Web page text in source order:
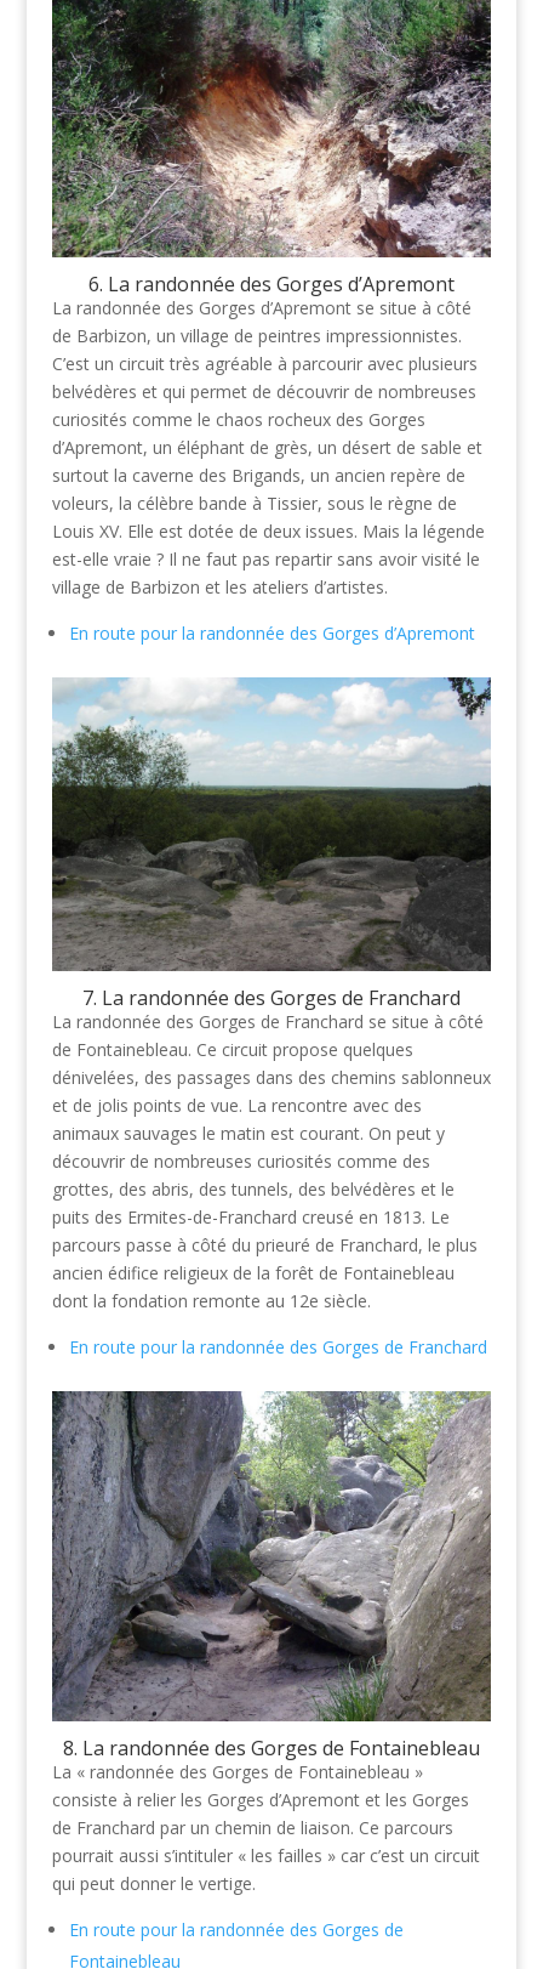
6. La randonnée des Gorges d’Apremont
La randonnée des Gorges d’Apremont se situe à côté
de Barbizon, un village de peintres impressionnistes.
C’est un circuit très agréable à parcourir avec plusieurs
belvédères et qui permet de découvrir de nombreuses
curiosités comme le chaos rocheux des Gorges
d’Apremont, un éléphant de grès, un désert de sable et
surtout la caverne des Brigands, un ancien repère de
voleurs, la célèbre bande à Tissier, sous le règne de
Louis XV. Elle est dotée de deux issues. Mais la légende
est-elle vraie ? Il ne faut pas repartir sans avoir visité le
village de Barbizon et les ateliers d’artistes.
En route pour la randonnée des Gorges d’Apremont
7. La randonnée des Gorges de Franchard
La randonnée des Gorges de Franchard se situe à côté
de Fontainebleau. Ce circuit propose quelques
dénivelées, des passages dans des chemins sablonneux
et de jolis points de vue. La rencontre avec des
animaux sauvages le matin est courant. On peut y
découvrir de nombreuses curiosités comme des
grottes, des abris, des tunnels, des belvédères et le
puits des Ermites-de-Franchard creusé en 1813. Le
parcours passe à côté du prieuré de Franchard, le plus
ancien édifice religieux de la forêt de Fontainebleau
dont la fondation remonte au 12e siècle.
En route pour la randonnée des Gorges de Franchard
8. La randonnée des Gorges de Fontainebleau
La « randonnée des Gorges de Fontainebleau »
consiste à relier les Gorges d’Apremont et les Gorges
de Franchard par un chemin de liaison. Ce parcours
pourrait aussi s’intituler « les failles » car c’est un circuit
qui peut donner le vertige.
En route pour la randonnée des Gorges de
Fontainebleau